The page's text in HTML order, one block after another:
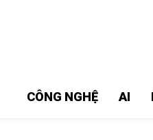
CÔNG NGHỆ AI